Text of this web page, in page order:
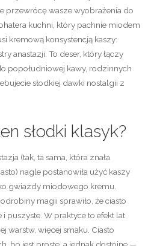
przewrócę wasze wyobrażenia do
kuchni, który pachnie miodem
kremową konsystencją kaszy:
anastazji. To deser, który łączy
popołudniowej kawy, rodzinnych
słodkiej dawki nostalgii z
słodki klasyk?
(tak, ta sama, która znała
nagle postanowiła użyć kaszy
gwiazdy miodowego kremu.
magii sprawiło, że ciasto
puszyste. W praktyce to efekt lat
warstw, więcej smaku. Ciasto
bo jest proste, a jednak dostojne —